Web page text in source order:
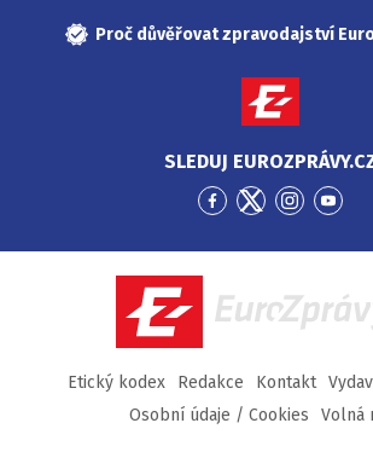
Proč důvěřovat zpravodajství
SLEDUJ
Přejít
Facebook
Přejít
Twitter
PřejítPřejít
EuroZprávy.cz
Etický kodex Redakce Kontakt
Osobní údaje / Cookies
Volná